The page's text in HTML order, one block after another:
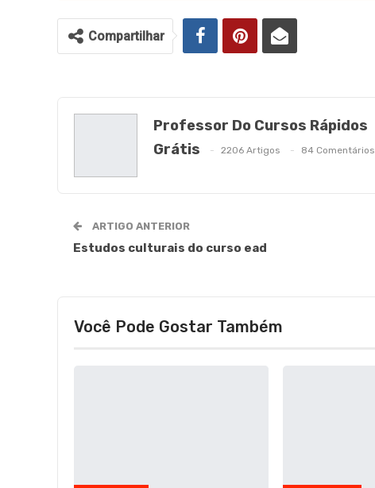
Compartilhar
Professor Do Cursos Rápidos
Grátis
2206 Artigos 84 Comentários
ARTIGO ANTERIOR
Estudos culturais do curso ead
Você Pode Gostar Também